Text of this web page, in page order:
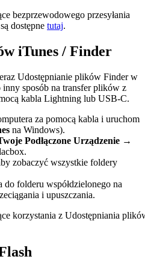
bezprzewodowego przesyłania
dostępne tutaj.
iTunes / Finder
Udostępnianie plików Finder w
sposób na transfer plików z
kabla Lightning lub USB-C.
za pomocą kabla i uruchom
na Windows).
Podłączone Urządzenie →
zobaczyć wszystkie foldery
folderu współdzielonego na
i upuszczania.
korzystania z Udostępniania